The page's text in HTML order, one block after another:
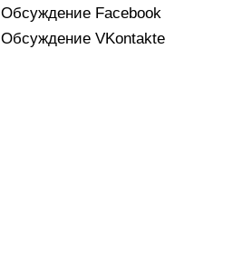
Обсуждение Facebook
Обсуждение VKontakte